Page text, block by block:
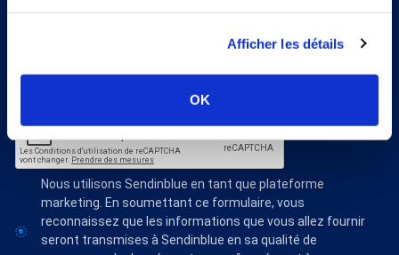
Afficher les détails
OK
J'accepte de recevoir vos e-mails et confirme
avoir pris connaissance de votre politique de
Nous utilisons Sendinblue en tant que plateforme
marketing. En soumettant ce formulaire, vous
reconnaissez que les informations que vous allez fournir
seront transmises à Sendinblue en sa qualité de